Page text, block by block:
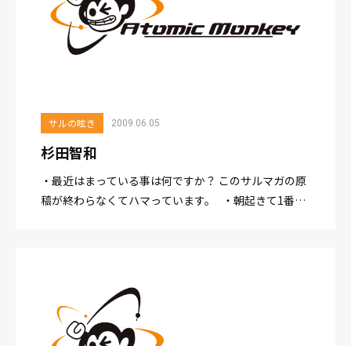
サルの呟き 2009.06.05
杉田智和
・最近はまっている事は何ですか？ このサルマガの原
稿が終わらなくてハマっています。 ・朝起きて1番最